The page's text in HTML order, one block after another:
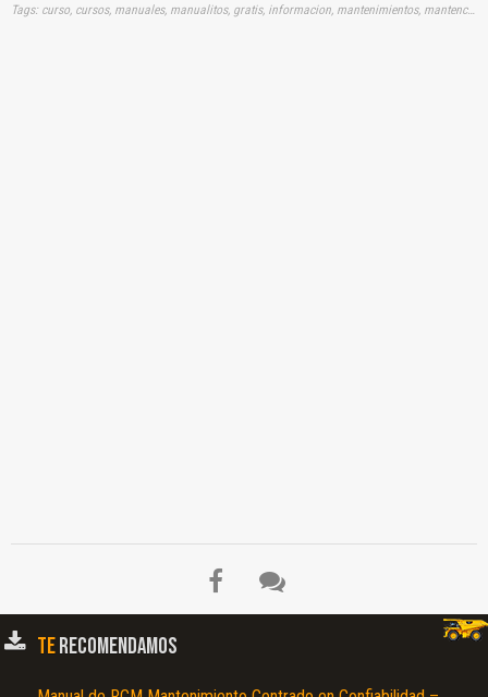
Tags: curso, cursos, manuales, manualitos, gratis, informacion, mantenimientos, mantención, mantenciones, confiabilidades, analisis, aprender, descargas
TERECOMENDAMOS